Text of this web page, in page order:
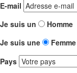
E-mail
Je suis un
Homme
Je suis une
Femme
Pays